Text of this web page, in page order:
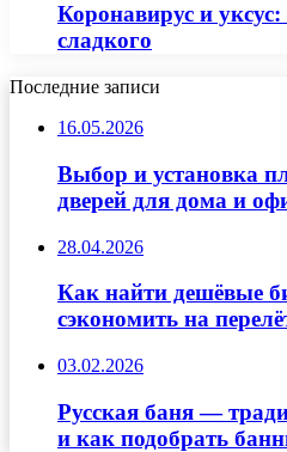
Коронавирус и
сладкого
Последние записи
16.05.2026
Выбор и установка
дверей для дома и
28.04.2026
Как найти дешёвые
сэкономить на
03.02.2026
Русская баня —
и как подобрать